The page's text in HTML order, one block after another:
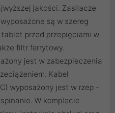
jakości. Zasilacze
są w szereg
przed przepięciami w
filtr ferrytowy.
jest w zabezpieczenia
Kabel
wyposażony jest w rzep -
W komplecie